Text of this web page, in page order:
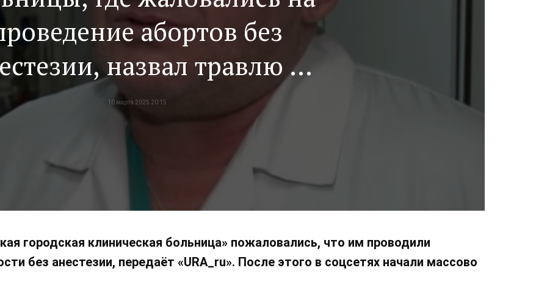
абортов без
назвал травлю в
свой адрес происками
10 марта 2025 20:15
городская клиническая больница» пожаловались, что им проводили
без анестезии, передаёт «URA_ru». После этого в соцсетях начали массово